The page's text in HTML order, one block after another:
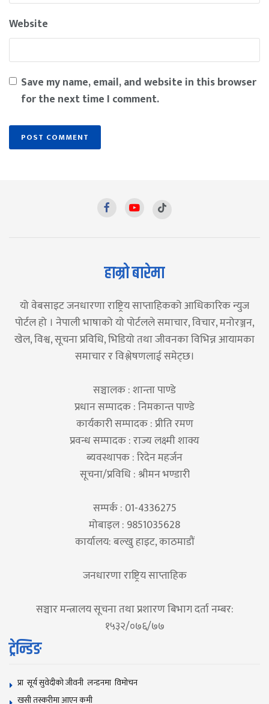
Website
Save my name, email, and website in this browser
for the next time I comment.
हाम्रो बारेमा
यो वेबसाइट जनधारणा राष्ट्रिय साप्ताहिकको आधिकारिक न्युज
पोर्टल हो । नेपाली भाषाको यो पोर्टलले समाचार, विचार, मनोरञ्जन,
खेल, विश्व, सूचना प्रविधि, भिडियो तथा जीवनका विभिन्न आयामका
समाचार र विश्लेषणलाई समेट्छ।
सञ्चालक : शान्ता पाण्डे
प्रधान सम्पादक : निमकान्त पाण्डे
कार्यकारी सम्पादक : प्रीति रमण
प्रवन्ध सम्पादक : राज्य लक्ष्मी शाक्य
ब्यवस्थापक : रिदेन महर्जन
सूचना/प्रविधि : श्रीमन भण्डारी
सम्पर्क : 01-4336275
मोबाइल : 9851035628
कार्यालय: बल्खु हाइट, काठमाडौं
जनधारणा राष्ट्रिय साप्ताहिक
सञ्चार मन्त्रालय सूचना तथा प्रशारण बिभाग दर्ता नम्बर:
१५३२/०७६/७७
ट्रेन्डिङ
प्रा सूर्य सुवेदीको जीवनी लन्डनमा विमोचन
खसी तस्करीमा आएन कमी